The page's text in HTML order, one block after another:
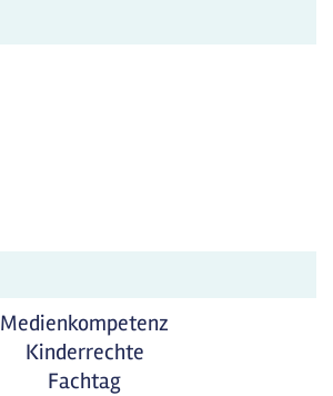
Medienkompetenz
Kinderrechte
Fachtag